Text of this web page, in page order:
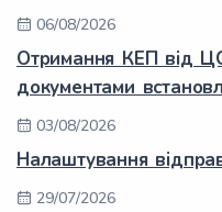
06/08/2026
Отримання КЕП від
документами
03/08/2026
Налаштування
29/07/2026